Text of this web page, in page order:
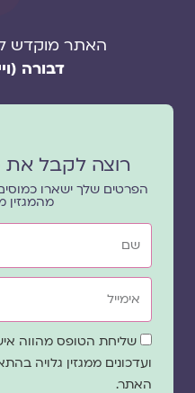
האתר מוקדש
דבורה
רוצה לקבל את
הפרטים שלך ישארו
מהמגזין
שם
אימייל
שדה
הסכמה
שליחת הטופס מהווה
ועדכונים ממגזין גלויה
האתר.